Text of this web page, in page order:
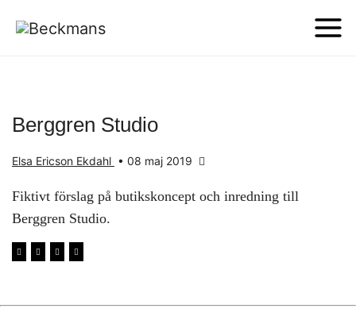
Berggren Studio
Elsa Ericson Ekdahl • 08 maj 2019
Fiktivt förslag på butikskoncept och inredning till
Berggren Studio.